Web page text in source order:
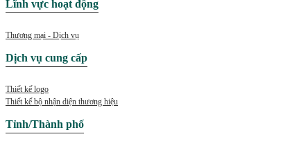
Lĩnh vực hoạt động
Thương mại - Dịch vụ
Dịch vụ cung cấp
Thiết kế logo
Thiết kế bộ nhận diện thương hiệu
Tỉnh/Thành phố